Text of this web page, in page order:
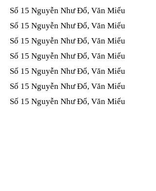
Số 15 Nguyễn Như Đổ, Văn Miếu​​​​
Số 15 Nguyễn Như Đổ, Văn Miếu​​​​
Số 15 Nguyễn Như Đổ, Văn Miếu​​​​
Số 15 Nguyễn Như Đổ, Văn Miếu​​​​
Số 15 Nguyễn Như Đổ, Văn Miếu​​​​
Số 15 Nguyễn Như Đổ, Văn Miếu​​​​
Số 15 Nguyễn Như Đổ, Văn Miếu​​​​